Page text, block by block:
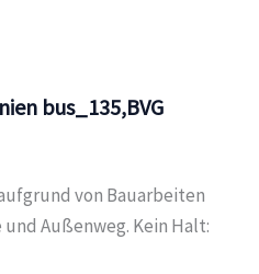
bus_135,BVG
von Bauarbeiten
Außenweg. Kein Halt: